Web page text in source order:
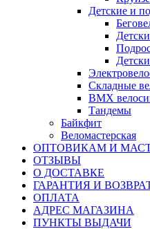
Детские и
Складные
BMX
Тандемы
Байкфит
Веломастерская
ОПТОВИКАМ И
ОТЗЫВЫ
О ДОСТАВКЕ
ГАРАНТИЯ И
ОПЛАТА
АДРЕС МАГАЗИНА
ПУНКТЫ ВЫДАЧИ